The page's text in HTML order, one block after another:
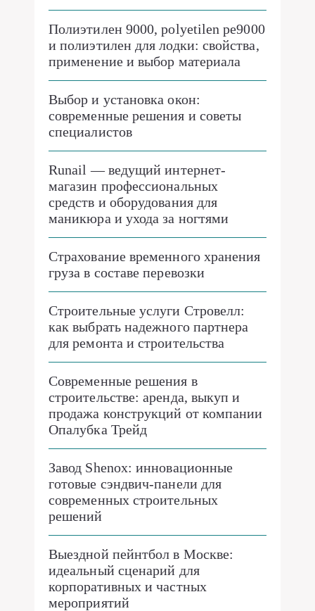
Полиэтилен 9000, polyetilen pe9000
и полиэтилен для лодки: свойства,
применение и выбор материала
Выбор и установка окон:
современные решения и советы
специалистов
Runail — ведущий интернет-
магазин профессиональных
средств и оборудования для
маникюра и ухода за ногтями
Страхование временного хранения
груза в составе перевозки
Строительные услуги Стровелл:
как выбрать надежного партнера
для ремонта и строительства
Современные решения в
строительстве: аренда, выкуп и
продажа конструкций от компании
Опалубка Трейд
Завод Shenox: инновационные
готовые сэндвич-панели для
современных строительных
решений
Выездной пейнтбол в Москве:
идеальный сценарий для
корпоративных и частных
мероприятий